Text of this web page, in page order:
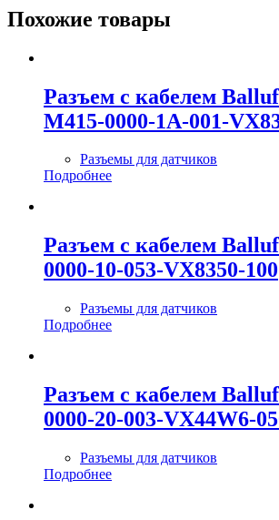
Похожие товары
Разъем с кабелем
M415-0000-1A-001-
Разъемы для датчиков
Подробнее
Разъем с кабелем
0000-10-053-VX8350-100
Разъемы для датчиков
Подробнее
Разъем с кабелем
0000-20-003-VX44W6-
Разъемы для датчиков
Подробнее